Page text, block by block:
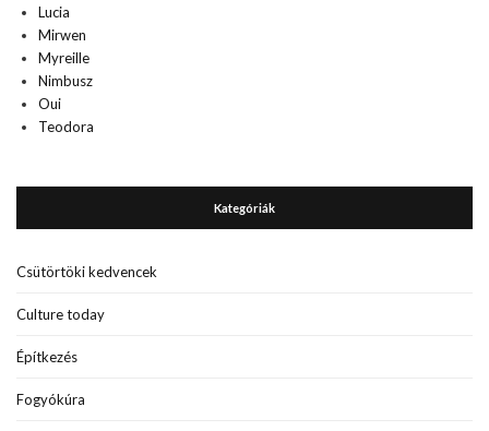
Lucia
Mirwen
Myreille
Nimbusz
Oui
Teodora
Kategóriák
Csütörtöki kedvencek
Culture today
Építkezés
Fogyókúra